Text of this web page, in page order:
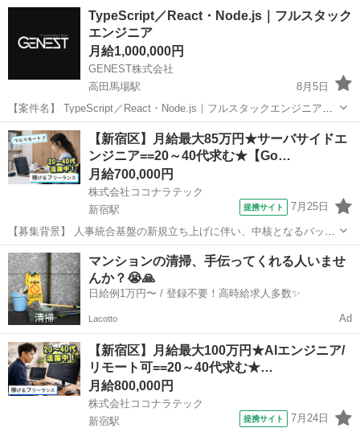
TypeScript／React・Node.js｜フルスタック
エンジニア
月給1,000,000円
GENEST株式会社
高田馬場駅
8月5日
【案件名】 TypeScript／React・Node.js｜フルスタックエンジニア
（テックリード） 【業務内容】 ・AIを活用したWebサービス開発プロ
ジェクトにて、フルスタックエンジニア兼テックリードとしてご参...
東京 新宿区 高田馬場駅 エンジニア
【新宿区】月給最大85万円★サーバサイドエ
ンジニア==20～40代求む★【Go…
月給700,000円
株式会社ココナラテック
新宿駅
提携サイト 7月25日
【募集背景】 人事統合基盤の新規立ち上げに伴い、中核となるバック
エンドシステムの開発を担当するエンジニアを募集します。 【作業内
容】 人事統合基盤のバックエンドシステムにおける設計・実装を担当
していただきます。大量の人事デ...
東京 新宿区 エンジニア
マンションの清掃、手伝ってくれる人いませ
んか？😭🙏
日給例1万円〜 / 登録不要！高時給求人多数✨
Lacotto Ad
【新宿区】月給最大100万円★AIエンジニア/
リモート可==20～40代求む★…
月給800,000円
株式会社ココナラテック
新宿駅
提携サイト 7月24日